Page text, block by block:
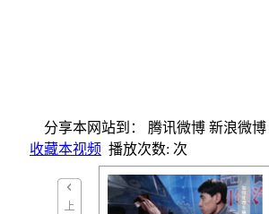
分享本网站到： 腾讯微博 新浪微博
收藏本视频 播放次数: 次